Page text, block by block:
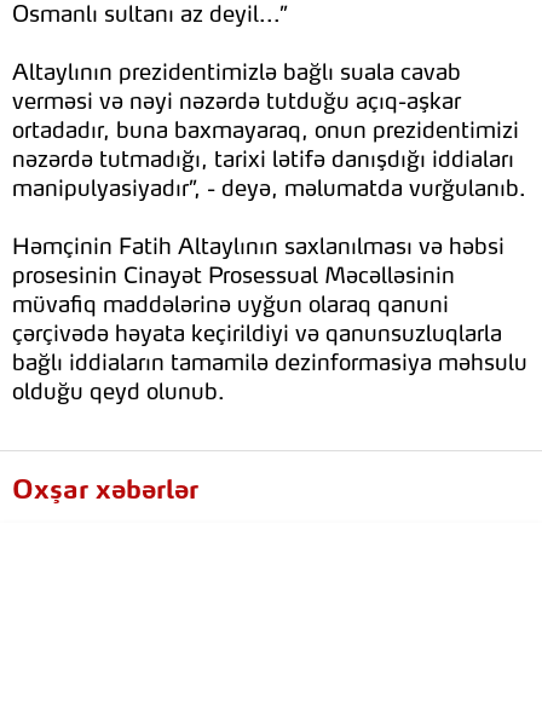
Osmanlı sultanı az deyil...”
Altaylının prezidentimizlə bağlı suala cavab
verməsi və nəyi nəzərdə tutduğu açıq-aşkar
ortadadır, buna baxmayaraq, onun prezidentimizi
nəzərdə tutmadığı, tarixi lətifə danışdığı iddiaları
manipulyasiyadır”, - deyə, məlumatda vurğulanıb.
Həmçinin Fatih Altaylının saxlanılması və həbsi
prosesinin Cinayət Prosessual Məcəlləsinin
müvafiq maddələrinə uyğun olaraq qanuni
çərçivədə həyata keçirildiyi və qanunsuzluqlarla
bağlı iddiaların tamamilə dezinformasiya məhsulu
olduğu qeyd olunub.
Oxşar xəbərlər